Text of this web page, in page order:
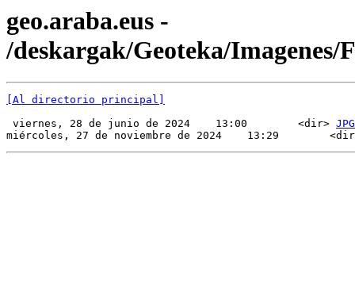
geo.araba.eus -
/deskargak/Geoteka/Imagenes/
[Al directorio principal]
viernes, 28 de junio de 2024    13:00        <dir> JPG
miércoles, 27 de noviembre de 2024    13:29